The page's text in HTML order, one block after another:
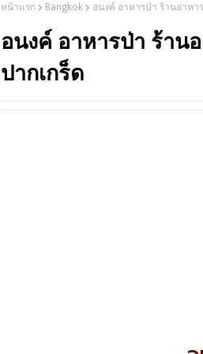
หน้าแรก Bangkok อนงค์ อาหารป่า ร้านอาหา
อนงค์ อาหารป่า ร้าน
ปากเกร็ด